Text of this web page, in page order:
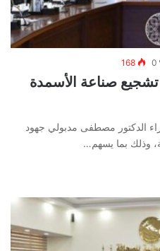
0
168
صناعة الأسمدة
الدكتور مصطفى مدبولي جهود
وذلك بما يسهم…